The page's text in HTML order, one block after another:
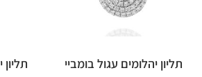
תליון יהלומים עגול בומביי